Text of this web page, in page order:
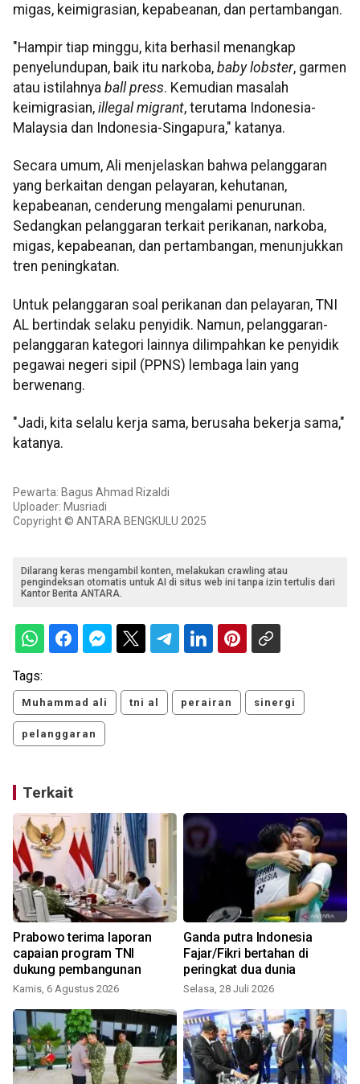
migas, keimigrasian, kepabeanan, dan pertambangan.
"Hampir tiap minggu, kita berhasil menangkap
penyelundupan, baik itu narkoba, baby lobster, garmen
atau istilahnya ball press. Kemudian masalah
keimigrasian, illegal migrant, terutama Indonesia-
Malaysia dan Indonesia-Singapura," katanya.
Secara umum, Ali menjelaskan bahwa pelanggaran
yang berkaitan dengan pelayaran, kehutanan,
kepabeanan, cenderung mengalami penurunan.
Sedangkan pelanggaran terkait perikanan, narkoba,
migas, kepabeanan, dan pertambangan, menunjukkan
tren peningkatan.
Untuk pelanggaran soal perikanan dan pelayaran, TNI
AL bertindak selaku penyidik. Namun, pelanggaran-
pelanggaran kategori lainnya dilimpahkan ke penyidik
pegawai negeri sipil (PPNS) lembaga lain yang
berwenang.
"Jadi, kita selalu kerja sama, berusaha bekerja sama,"
katanya.
Pewarta: Bagus Ahmad Rizaldi
Uploader: Musriadi
Copyright © ANTARA BENGKULU 2025
Dilarang keras mengambil konten, melakukan crawling atau
pengindeksan otomatis untuk AI di situs web ini tanpa izin tertulis dari
Kantor Berita ANTARA.
Tags:
Muhammad ali tni al perairan sinergi
pelanggaran
Terkait
Prabowo terima laporan
capaian program TNI
dukung pembangunan
Kamis, 6 Agustus 2026
Ganda putra Indonesia
Fajar/Fikri bertahan di
peringkat dua dunia
Selasa, 28 Juli 2026